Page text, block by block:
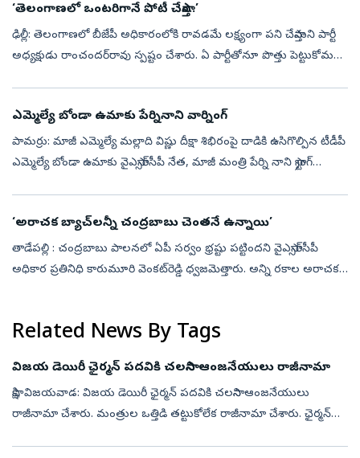
‘తెలంగాణలో ఒంటరిగానే పోటీ చేస్తాం..’
ఢిల్లీ: తెలంగాణలో బీజేపీ అధికారంలోకి రావడమే లక్ష్యంగా పని చేస్తామని పార్టీ
అధ్యక్షుడు రాంచందర్‌రావు స్పష్టం చేశారు. ఏ పార్టీతోనూ పొత్తు పెట్టుకోమని,
ఎమ్మెల్యే బోండా ఉమాకు పేర్నినాని వార్నింగ్
పామర్రు: మాజీ ఎమ్మెల్యే మల్లాది విష్ణు దీక్షా శిభిరంపై దాడికి ఉసిగొల్పిన టీడీపీ
ఎమ్మెల్యే బోండా ఉమాకు వైఎస్సార్‌సీపీ నేత, మాజీ మంత్రి పేర్ని నాని స్ట్రాంగ్‌
‘అరాచక బ్యాచ్‌లన్నీ చంద్రబాబు చెంతనే ఉన్నాయి’
తాడేపల్లి : చంద్రబాబు పాలనలో ఏపీ సర్వం భ్రష్టు పట్టిందని వైఎస్సార్‌సీపీ
అధికార ప్రతినిధి కారుమూరి వెంకట్‌రెడ్డి ధ్వజమెత్తారు. అన్ని రకాల అరాచక
Related News By Tags
విజయ డెయిరీ ఛైర్మన్‌ పదవికి చలసాని ఆంజనేయులు రాజీనామా
సాక్షి, విజయవాడ: విజయ డెయిరీ ఛైర్మన్‌ పదవికి చలసాని ఆంజనేయులు
రాజీనామా చేశారు. మంత్రుల ఒత్తిడి తట్టుకోలేక రాజీనామా చేశారు. ఛైర్మన్